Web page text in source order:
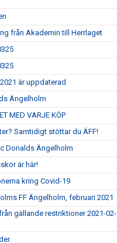
från Akademin till Herrlaget
är uppdaterad
Ängelholm
MED VARJE KÖP
Samtidigt stöttar du ÄFF!
Donalds Ängelholm
är här!
kring Covid-19
FF Ängelholm, februari 2021
gällande restriktioner 2021-02-